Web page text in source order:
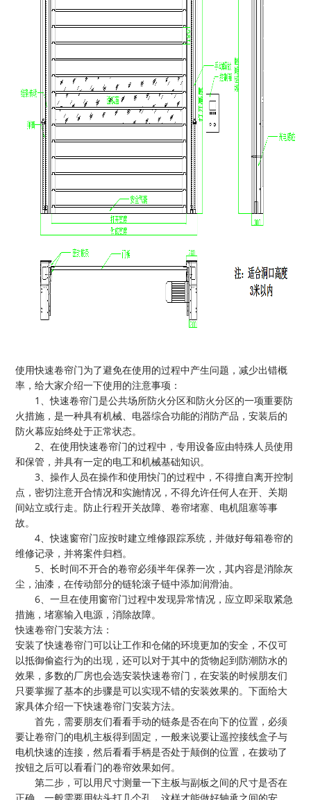
使用快速卷帘门为了避免在使用的过程中产生问题，减少出错概
率，给大家介绍一下使用的注意事项：
1 、快速卷帘门是公共场所防火分区和防火分区的一项重要防
火措施，是一种具有机械、电器综合功能的消防产品，安装后的
防火幕应始终处于正常状态。
2、在使用快速卷帘门的过程中，专用设备应由特殊人员使用
和保管，并具有一定的电工和机械基础知识。
3、操作人员在操作和使用快门的过程中，不得擅自离开控制
点，密切注意开合情况和实施情况，不得允许任何人在开、关期
间站立或行走。防止行程开关故障、卷帘堵塞、电机阻塞等事
故。
4、快速窗帘门应按时建立维修跟踪系统，并做好每箱卷帘的
维修记录，并将案件归档。
5、长时间不开合的卷帘必须半年保养一次，其内容是消除灰
尘，油漆，在传动部分的链轮滚子链中添加润滑油。
6、一旦在使用窗帘门过程中发现异常情况，应立即采取紧急
措施，堵塞输入电源，消除故障。
快速卷帘门安装方法：
安装了快速卷帘门可以让工作和仓储的环境更加的安全，不仅可
以抵御偷盗行为的出现，还可以对于其中的货物起到防潮防水的
效果，多数的厂房也会选安装快速卷帘门，在安装的时候朋友们
只要掌握了基本的步骤是可以实现不错的安装效果的。下面给大
家具体介绍一下快速卷帘门安装方法。
首先，需要朋友们看看手动的链条是否在向下的位置，必须
要让卷帘门的电机主板得到固定，一般来说要让遥控接线盒子与
电机快速的连接，然后看看手柄是否处于颠倒的位置，在拨动了
按钮之后可以看看门的卷帘效果如何。
第二步，可以用尺寸测量一下主板与副板之间的尺寸是否在